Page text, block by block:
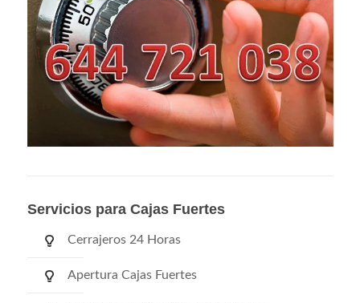
Servicios para Cajas Fuertes
Cerrajeros 24 Horas
Apertura Cajas Fuertes